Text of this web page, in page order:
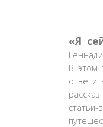
«Я
В этом